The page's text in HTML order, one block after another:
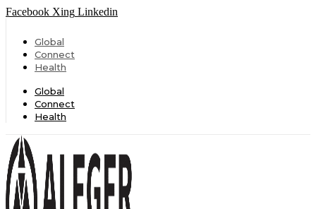
Facebook Xing Linkedin
Global
Connect
Health
Global
Connect
Health